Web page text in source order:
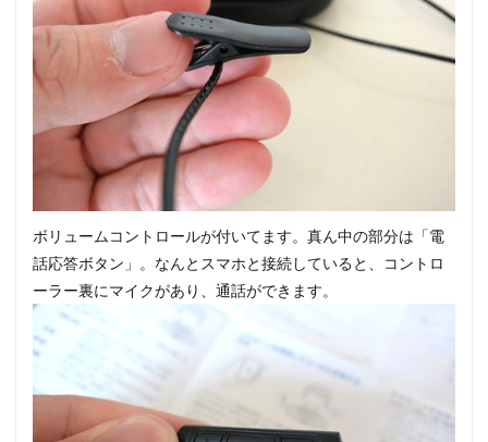
ボリュームコントロールが付いてます。真ん中の部分は「電
話応答ボタン」。なんとスマホと接続していると、コントロ
ーラー裏にマイクがあり、通話ができます。